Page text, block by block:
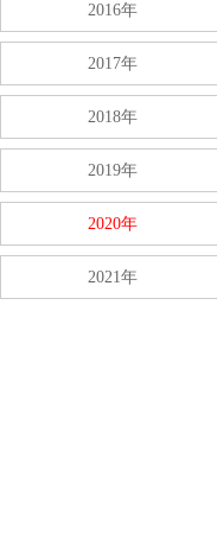
2016年
2017年
2018年
2019年
2020年
2021年